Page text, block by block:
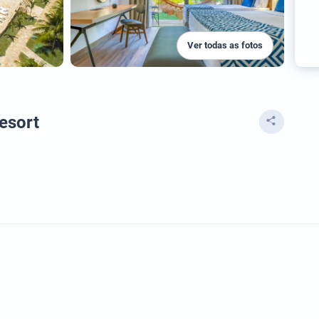
Ver todas as fotos